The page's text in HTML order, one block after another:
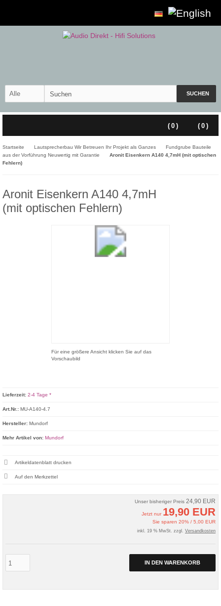
SUCHEN
( 0 )
( 0 )
Startseite Lautsprecherbau Wir Betreuen Ihr Projekt als Ganzes
Fundgrube Bauteile
aus der Vorführung Neuwertig mit Garantie
Aronit Eisenkern A140 4,7mH (mit optischen
Fehlern)
Aronit Eisenkern A140 4,7mH
(mit optischen Fehlern)
Für eine größere Ansicht klicken Sie auf das
Vorschaubild
Unser bisheriger Preis 24,90 EUR
Jetzt nur 19,90 EUR
Sie sparen 20% / 5,00 EUR
inkl. 19 % MwSt. zzgl. Versandkosten
IN DEN WARENKORB
Lieferzeit: 2-4 Tage *
Art.Nr.: MU-A140-4.7
Hersteller: Mundorf
Mehr Artikel von: Mundorf
Artikeldatenblatt drucken